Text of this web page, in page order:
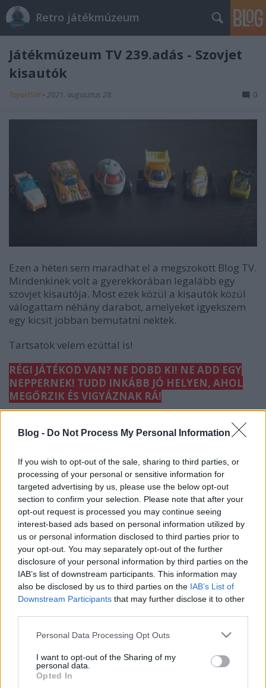
Blog - Do Not Process My Personal Information
If you wish to opt-out of the sale, sharing to third parties, or
processing of your personal or sensitive information for
targeted advertising by us, please use the below opt-out
section to confirm your selection. Please note that after your
opt-out request is processed you may continue seeing
interest-based ads based on personal information utilized by
us or personal information disclosed to third parties prior to
your opt-out. You may separately opt-out of the further
disclosure of your personal information by third parties on the
IAB’s list of downstream participants. This information may
also be disclosed by us to third parties on the IAB’s List of
Downstream Participants that may further disclose it to other
Please note that this website/app uses one or more Google
not limited to your visit or usage behaviour. You may click to
grant or deny consent to Google and its third-party tags to
use your data for below specified purposes in below Google
Personal Data Processing Opt Outs
I want to opt-out of the Sharing of my
personal data.
Opted In
Retro játékmúzeum
Játékmúzeum TV 239.adás - Szovjet
kisautók
ToyaHSW • 2021. augusztus 28. 0
Ezen a héten sem maradhat el a megszokott Blog TV.
Mindenkinek volt a gyerekkorában legalább egy
szovjet kisautója. Most ezek közül a kisautók közül
válogattam néhány darabot, amelyeket igyekszem
egy kicsit jobban bemutatni nektek.
Tartsatok velem ezúttal is!
RÉGI JÁTÉKOD VAN? NE DOBD KI! NE ADD EGY
NEPPERNEK! TUDD INKÁBB JÓ HELYEN, AHOL
MEGŐRZIK ÉS VIGYÁZNAK RÁ!
közösségi oldalon! Ha szeretnél segíteni
szeretnél felajánlani a leendő múzeumba, akkor
a toyahsw@gmail.com címre küldj üzenetet és
megbeszéljük a részleteket!